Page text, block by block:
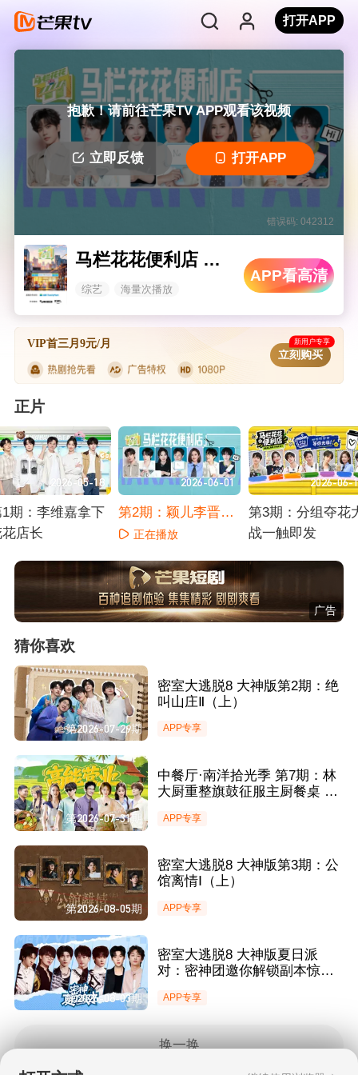
打开APP
抱歉！请前往芒果TV APP观看该视频
立即反馈 打开APP
错误码: 042312
马栏花花便利店 第三季
综艺 海量次播放
APP看高清
VIP首三月9元/月 新用户专享
立刻购买
正片
2026-05-18
期：李维嘉拿下
店长
2026-06-01
第2期：颖儿李晋晔
加盟便利店
正在播放
2026-06-
第3期：分组夺花
战一触即发
广告
猜你喜欢
第2026-07-29期
密室大逃脱8 大神版第2期：绝
叫山庄Ⅱ（上）
APP专享
第2026-07-31期
中餐厅·南洋拾光季 第7期：林
大厨重整旗鼓征服主厨餐桌 王
APP专享
第2026-08-05期
密室大逃脱8 大神版第3期：公
馆离情Ⅰ（上）
APP专享
第2026-08-03期
密室大逃脱8 大神版夏日派
对：密神团邀你解锁副本惊喜
APP专享
换一换